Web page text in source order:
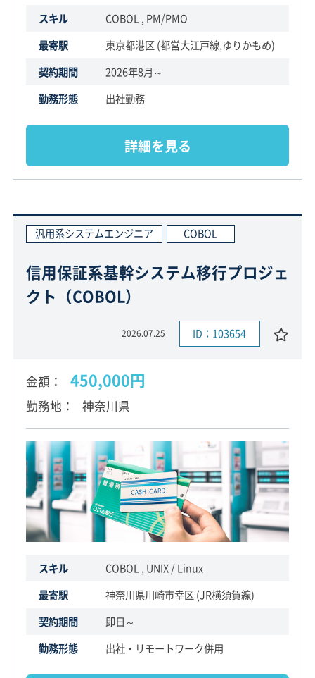
スキル
COBOL , PM/PMO
最寄駅
東京都港区 (都営大江戸線,ゆりかもめ)
契約期間
2026年8月～
勤務形態
出社勤務
詳細を見る
汎用系システムエンジニア COBOL
信用保証系基幹システム移行プロジェ
クト（COBOL）
2026.07.25 ID：103654
金額 450,000円
勤務地 神奈川県
スキル
COBOL , UNIX / Linux
最寄駅
神奈川県川崎市幸区 (JR横須賀線)
契約期間
即日～
勤務形態
出社・リモートワーク併用